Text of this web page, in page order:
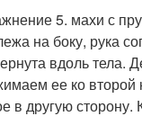
5. махи с
на боку, рука
вдоль тела.
ее ко второй
в другую сторону.